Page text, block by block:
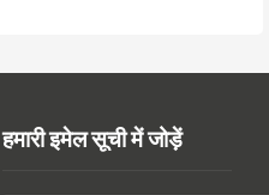
हमारी इमेल सूची में जोड़ें